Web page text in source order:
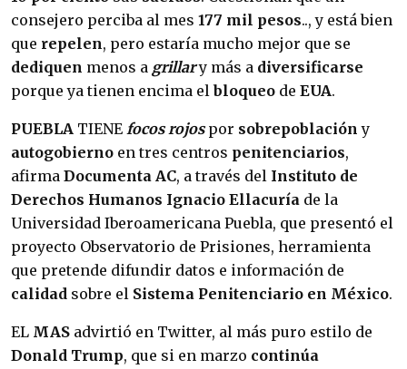
consejero perciba al mes 177 mil pesos.., y está bien
que repelen, pero estaría mucho mejor que se
dediquen menos a grillary más a diversificarse
porque ya tienen encima elbloqueo de EUA.
PUEBLA TIENE focos rojospor sobrepoblación y
autogobierno en tres centros penitenciarios,
afirma Documenta AC, a través del Instituto de
Derechos Humanos Ignacio Ellacuría de la
Universidad Iberoamericana Puebla, que presentó el
proyecto Observatorio de Prisiones, herramienta
que pretende difundir datos e información de
calidad sobre el Sistema Penitenciario en México.
EL MAS advirtió en Twitter, al más puro estilo de
Donald Trump, que si en marzo continúa